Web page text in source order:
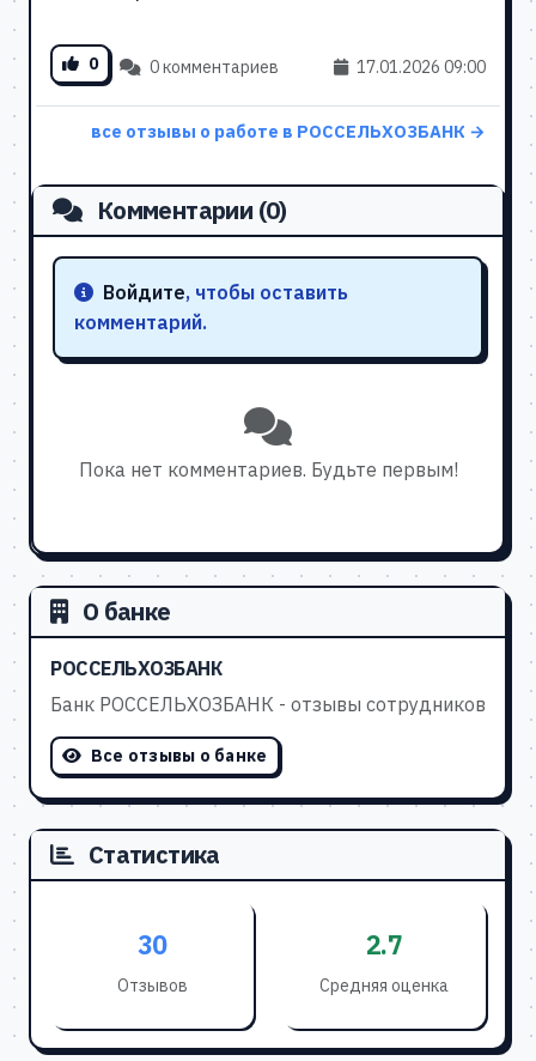
0 0 комментариев 17.01.2026 09:00
все отзывы о работе в РОССЕЛЬХОЗБАНК →
Комментарии (0)
Войдите, чтобы оставить
комментарий.
Пока нет комментариев. Будьте первым!
О банке
РОССЕЛЬХОЗБАНК
Банк РОССЕЛЬХОЗБАНК - отзывы сотрудников
Все отзывы о банке
Статистика
30
Отзывов
2.7
Средняя оценка